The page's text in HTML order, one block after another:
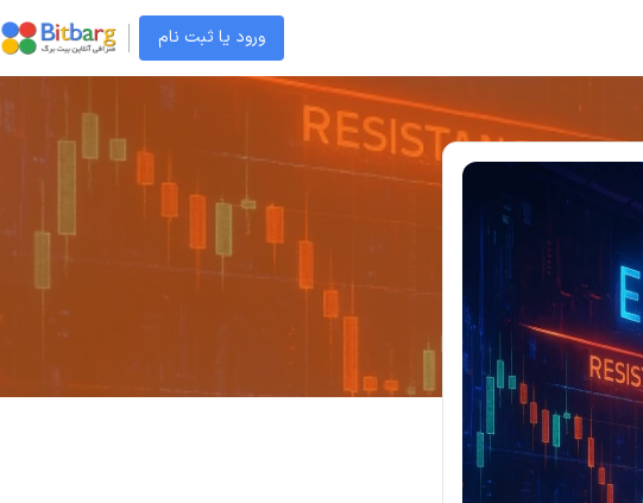
ورود یا ثبت نام